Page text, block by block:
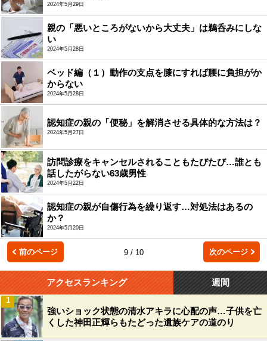
2024年5月29日
親の「悪いところがないから大丈夫」は鵜呑みにしな
い
2024年5月28日
ベッド編（１）動作の支点を膝にすれば腰に負担がか
からない
2024年5月28日
認知症の親の「便秘」を解消させる具体的な方法は？
2024年5月27日
訪問診療をキャンセルされることもたびたび…誰とも
話したがらない63歳男性
2024年5月22日
認知症の親が自傷行為を繰り返す…対処法はあるの
か？
2024年5月20日
前のページ 9 / 10 次のページ
アクセスランキング 週間
強いショック状態の清水アキラに心配の声…子供を亡
くした神田正輝らもたどった遺族ケアの道のり
1